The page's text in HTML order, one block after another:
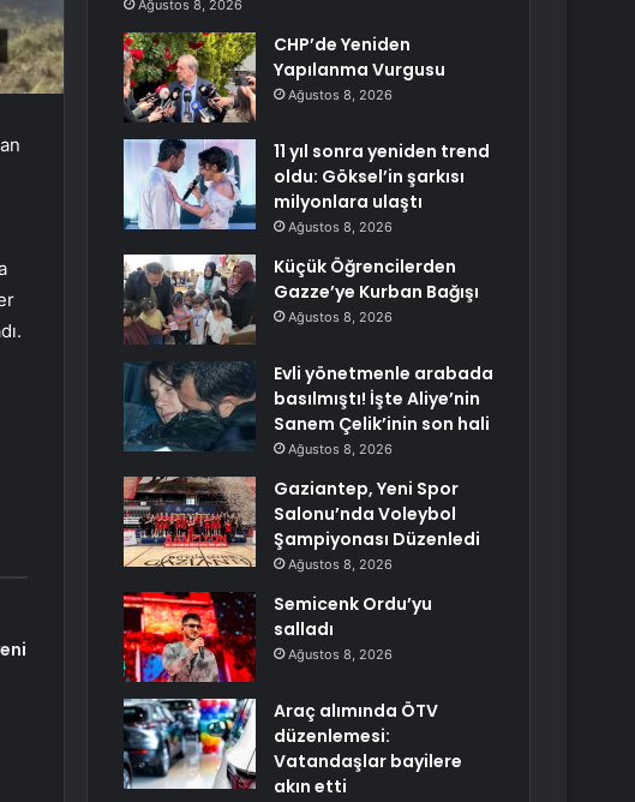
Ağustos 8, 2026
CHP’de Yeniden
Yapılanma Vurgusu
Ağustos 8, 2026
11 yıl sonra yeniden trend
oldu: Göksel’in şarkısı
milyonlara ulaştı
Ağustos 8, 2026
Küçük Öğrencilerden
Gazze’ye Kurban Bağışı
Ağustos 8, 2026
Evli yönetmenle arabada
basılmıştı! İşte Aliye’nin
Sanem Çelik’inin son hali
Ağustos 8, 2026
Gaziantep, Yeni Spor
Salonu’nda Voleybol
Şampiyonası Düzenledi
Ağustos 8, 2026
Semicenk Ordu’yu
salladı
Ağustos 8, 2026
Araç alımında ÖTV
düzenlemesi:
Vatandaşlar bayilere
akın etti